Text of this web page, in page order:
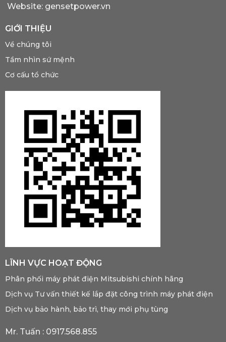
Website: gensetpower.vn
GIỚI THIỆU
Về chúng tôi
Tầm nhìn sứ mệnh
Cơ cấu tổ chức
LĨNH VỰC HOẠT ĐỘNG
Phân phối máy phát điện Mitsubishi chính hãng
Dịch vụ Tư vấn thiết kế lắp đặt công trình máy phát điện
Dịch vụ bảo hành, bảo trì, thay mới phụ tùng
Mr. Tuấn : 0917.568.855